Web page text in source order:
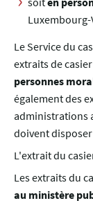
Luxembourg-
Le Service du
extraits de
personnes
également des
administrations
doivent disposer
L'extrait du
Les extraits du
au ministère